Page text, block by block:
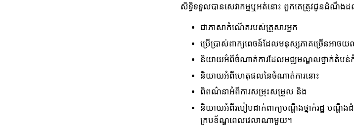
សិទ្ធិទទួលបានសេវាកម្មឬអត់នោះ ពួកគេត្រូវជូនដំណឹងដ
ជាភាសាកំណើតរបស់គ្រួសារអ្នក
ប្រើប្រាស់ពាក្យពេចន៍ដែលមនុស្សភាគច្រើនអាចយ
និយាយអំពីចំណាត់ការដែលមជ្ឈមណ្ឌលថ្នាក់តំបន់កំ
និយាយអំពីហេតុផលនៃចំណាត់ការនោះ
ពិពណ៌នាអំពីការសម្រុះសម្រួល និង
និយាយអំពីរបៀបដាក់ពាក្យបណ្តឹងថ្នាក់រដ្ឋ បណ្ដឹង
ក្របខ័ណ្ឌពេលវេលាណាមួយ។